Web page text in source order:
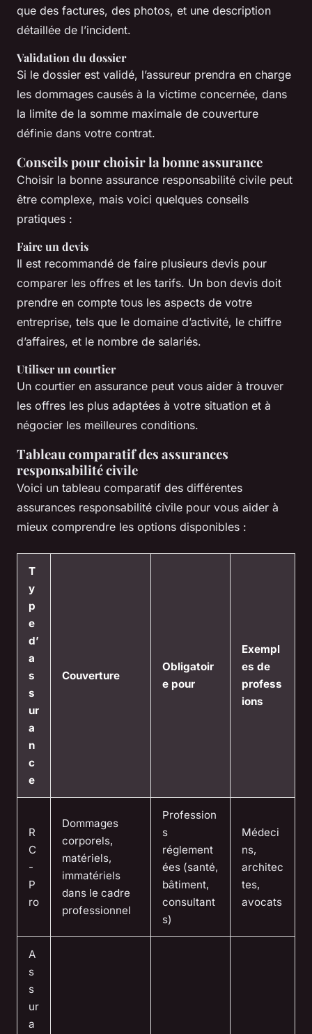
que des factures, des photos, et une description
détaillée de l’incident.
Validation du dossier
Si le dossier est validé, l’assureur prendra en charge
les dommages causés à la victime concernée, dans
la limite de la somme maximale de couverture
définie dans votre contrat.
Conseils pour choisir la bonne assurance
Choisir la bonne assurance responsabilité civile peut
être complexe, mais voici quelques conseils
pratiques :
Faire un devis
Il est recommandé de faire plusieurs devis pour
comparer les offres et les tarifs. Un bon devis doit
prendre en compte tous les aspects de votre
entreprise, tels que le domaine d’activité, le chiffre
d’affaires, et le nombre de salariés.
Utiliser un courtier
Un courtier en assurance peut vous aider à trouver
les offres les plus adaptées à votre situation et à
négocier les meilleures conditions.
Tableau comparatif des assurances
responsabilité civile
Voici un tableau comparatif des différentes
assurances responsabilité civile pour vous aider à
mieux comprendre les options disponibles :
T
y
p
e
d’
a
s
s
ur
a
n
c
e
Couverture
Obligatoir
e pour
Exempl
es de
profess
ions
R
C
-
P
ro
Dommages
corporels,
matériels,
immatériels
dans le cadre
professionnel
Profession
s
réglement
ées (santé,
bâtiment,
consultant
s)
Médeci
ns,
architec
tes,
avocats
A
s
s
ur
a